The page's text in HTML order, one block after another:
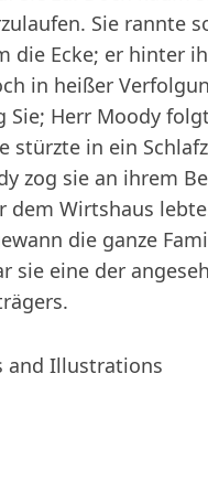
Sie rannte
die Ecke; er hinter
in heißer
Sie; Herr Moody
stürzte in ein
zog sie an ihrem
dem Wirtshaus
die ganze
sie eine der
and Illustrations